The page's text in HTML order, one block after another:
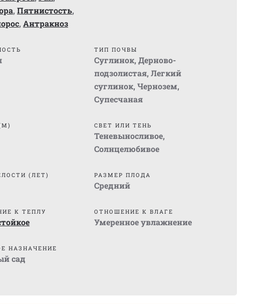
, Пятнистость,
, Антракноз
ТИП ПОЧВЫ
Суглинок, Дерново-
подзолистая, Легкий
суглинок, Чернозем,
Супесчаная
СВЕТ ИЛИ ТЕНЬ
Теневыносливое,
Солнцелюбивое
(ЛЕТ) РАЗМЕР ПЛОДА
Средний
К ТЕПЛУ ОТНОШЕНИЕ К ВЛАГЕ
Умеренное увлажнение
НАЗНАЧЕНИЕ
сад